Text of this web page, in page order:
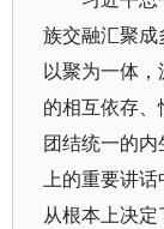
族交融汇聚
以聚为一体
的相互依存
团结统一的
上的重要讲话
从根本上决